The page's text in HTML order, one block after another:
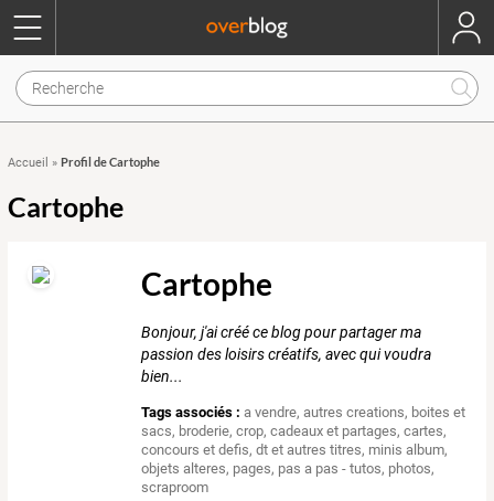
Accueil » Profil de Cartophe
Cartophe
Cartophe
Bonjour, j'ai créé ce blog pour partager ma
passion des loisirs créatifs, avec qui voudra
bien...
Tags associés : a vendre,autres creations, boites et
sacs, broderie,crop,cadeaux et partages,cartes,
concours et defis,dt et autres titres, minis album,
objets alteres, pages, pas a pas - tutos, photos,
scraproom